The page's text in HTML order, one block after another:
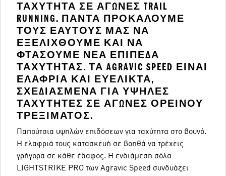
ΤΑΧΎΤΗΤΑ ΣΕ ΑΓΏΝΕΣ TRAIL
RUNNING. ΠΆΝΤΑ ΠΡΟΚΑΛΟΎΜΕ
ΤΟΥΣ ΕΑΥΤΟΎΣ ΜΑΣ ΝΑ
ΕΞΕΛΙΧΘΟΎΜΕ ΚΑΙ ΝΑ
ΦΤΆΣΟΥΜΕ ΝΈΑ ΕΠΊΠΕΔΑ
ΤΑΧΎΤΗΤΑΣ. ΤΑ AGRAVIC SPEED ΕΊΝΑΙ
ΕΛΑΦΡΙΆ ΚΑΙ ΕΥΈΛΙΚΤΑ,
ΣΧΕΔΙΑΣΜΈΝΑ ΓΙΑ ΥΨΗΛΈΣ
ΤΑΧΎΤΗΤΕΣ ΣΕ ΑΓΏΝΕΣ ΟΡΕΙΝΟΎ
ΤΡΕΞΊΜΑΤΟΣ.
Παπούτσια υψηλών επιδόσεων για ταχύτητα στο βουνό.
Η ελαφριά τους κατασκευή σε βοηθά να τρέχεις
γρήγορα σε κάθε έδαφος. Η ενδιάμεση σόλα
LIGHTSTRIKE PRO των Agravic Speed συνδυάζει